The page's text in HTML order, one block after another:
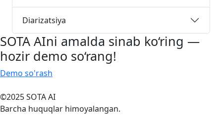
Diarizatsiya
SOTA AIni amalda sinab ko‘ring —
hozir demo so‘rang!
Demo so'rash
©2025 SOTA AI
Barcha huquqlar himoyalangan.